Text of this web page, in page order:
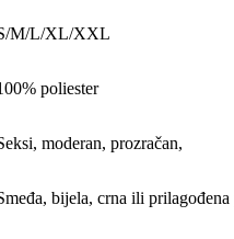
M/L/XL/XXL
poliester
moderan, prozračan,
bijela, crna ili